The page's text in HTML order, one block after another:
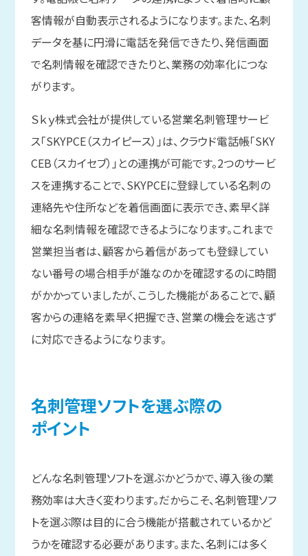
客情報が自動表示されるようになります。また、名刺
データを基に円滑に電話を発信できたり、発信画面
で名刺情報を確認できたりと、業務の効率化につな
がります。
Ｓｋｙ株式会社が提供している営業名刺管理サービ
ス「SKYPCE（スカイピース）」は、クラウド電話帳「SKY
CEB（スカイセブ）」との連携が可能です。2つのサービ
スを連携することで、SKYPCEに登録している名刺の
連絡先や住所などを着信画面に表示でき、素早く詳
細な名刺情報を確認できるようになります。これまで
営業担当者は、顧客から着信があっても登録してい
ない番号の場合相手が誰なのかを確認するのに時間
がかかっていましたが、こうした機能があることで、顧
客からの連絡を素早く把握でき、営業の機会を逃さず
に対応できるようになります。
名刺管理ソフトを選ぶ際の
ポイント
どんな名刺管理ソフトを選ぶかどうかで、導入後の業
務効率は大きく変わります。だからこそ、名刺管理ソフ
トを選ぶ際は目的に合う機能が搭載されているかど
うかを確認する必要があります。また、名刺には多く